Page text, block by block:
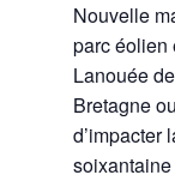
Nouvelle
parc éolien
Lanouée
Bretagne
d’impacter
soixantaine